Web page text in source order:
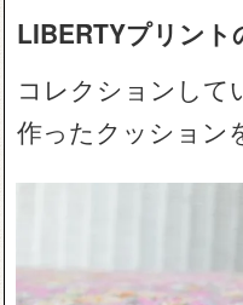
LIBERTYプリント
コレクションして
作ったクッション